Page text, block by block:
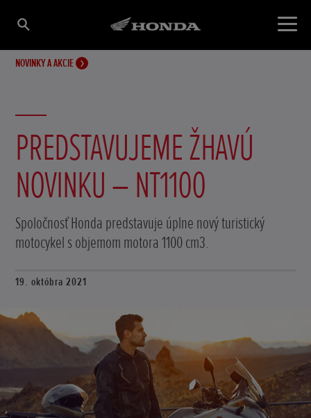
NOVINKY A AKCIE
PREDSTAVUJEME ŽHAVÚ
NOVINKU – NT1100
Spoločnosť Honda predstavuje úplne nový turistický
motocykel s objemom motora 1100 cm3.
19. októbra 2021